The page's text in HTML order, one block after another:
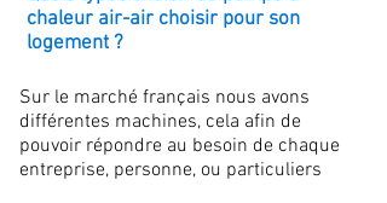
chaleur air-air choisir pour son
logement ?
Sur le marché français nous avons
différentes machines, cela afin de
pouvoir répondre au besoin de chaque
entreprise, personne, ou particuliers